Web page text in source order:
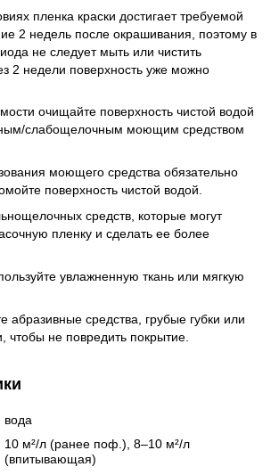
пленка краски достигает требуемой
2 недель после окрашивания, поэтому в
не следует мыть или чистить
2 недели поверхность уже можно
очищайте поверхность чистой водой
слабощелочным моющим средством
моющего средства обязательно
поверхность чистой водой.
средств, которые могут
пленку и сделать ее более
увлажненную ткань или мягкую
абразивные средства, грубые губки или
чтобы не повредить покрытие.
вода
10 м²/л (ранее поф.), 8–10 м²/л
(впитывающая)